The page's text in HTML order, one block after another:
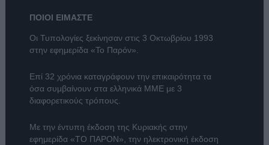
ΠΟΙΟΙ ΕΙΜΑΣΤΕ
Οι Τυπολογίες ξεκίνησαν στις 3 Οκτωβρίου 1993
στην εφημερίδα «Το Παρόν».
Επί 32 χρόνια καταγράφουν την επικαιρότητα τα
όσα συμβαίνουν στα ελληνικά ΜΜΕ με 3
διαφορετικούς τρόπους.
Με την έντυπη έκδοση της Κυριακής στην
εφημερίδα «ΤΟ ΠΑΡΟΝ», την ηλεκτρονική έκδοση